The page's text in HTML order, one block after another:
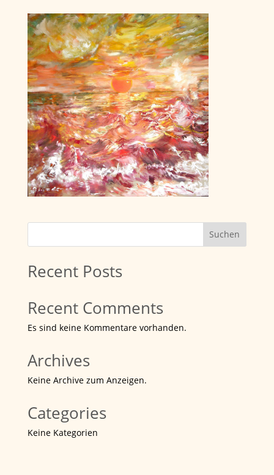
Suchen
Recent Posts
Recent Comments
Es sind keine Kommentare vorhanden.
Archives
Keine Archive zum Anzeigen.
Categories
Keine Kategorien